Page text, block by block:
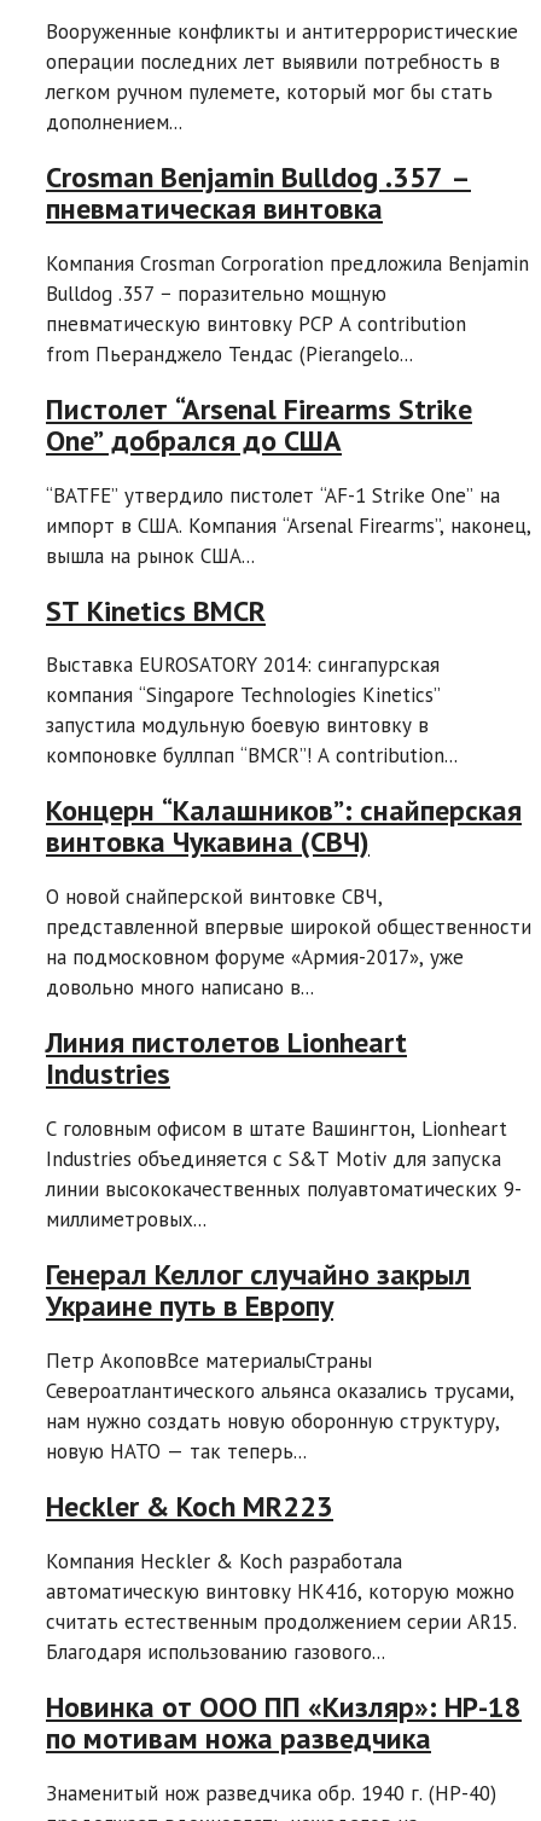
Вооруженные конфликты и антитеррористические
операции последних лет выявили потребность в
легком ручном пулемете, который мог бы стать
дополнением...
Crosman Benjamin Bulldog .357 –
пневматическая винтовка
Компания Crosman Corporation предложила Benjamin
Bulldog .357 − поразительно мощную
пневматическую винтовку PCP A contribution
from Пьеранджело Тендас (Pierangelo...
Пистолет “Arsenal Firearms Strike
One” добрался до США
“BATFE” утвердило пистолет “AF-1 Strike One” на
импорт в США. Компания “Arsenal Firearms”, наконец,
вышла на рынок США...
ST Kinetics BMCR
Выставка EUROSATORY 2014: сингапурская
компания “Singapore Technologies Kinetics”
запустила модульную боевую винтовку в
компоновке буллпап “BMCR”! A contribution...
Концерн “Калашников”: снайперская
винтовка Чукавина (СВЧ)
О новой снайперской винтовке СВЧ,
представленной впервые широкой общественности
на подмосковном форуме «Армия-2017», уже
довольно много написано в...
Линия пистолетов Lionheart
Industries
С головным офисом в штате Вашингтон, Lionheart
Industries объединяется с S&T Motiv для запуска
линии высококачественных полуавтоматических 9-
миллиметровых...
Генерал Келлог случайно закрыл
Украине путь в Европу
Петр АкоповВсе материалыСтраны
Североатлантического альянса оказались трусами,
нам нужно создать новую оборонную структуру,
новую НАТО — так теперь...
Heckler & Koch MR223
Компания Heckler & Koch разработала
автоматическую винтовку HK416, которую можно
считать естественным продолжением серии AR15.
Благодаря использованию газового...
Новинка от ООО ПП «Кизляр»: НР-18
по мотивам ножа разведчика
Знаменитый нож разведчика обр. 1940 г. (HР-40)